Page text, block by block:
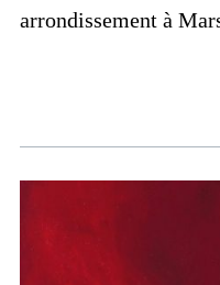
arrondissement à